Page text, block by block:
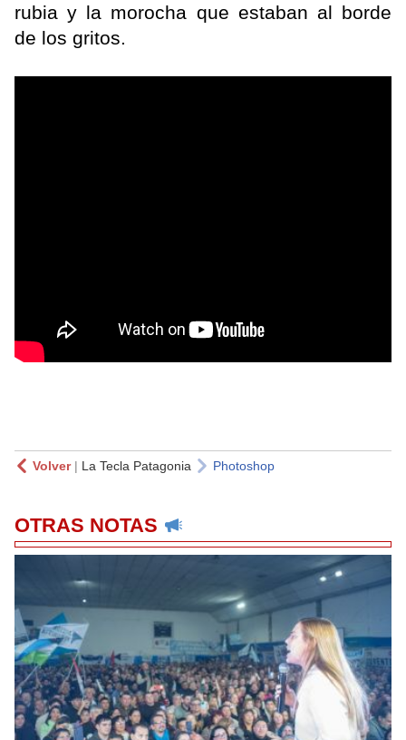
rubia y la morocha que estaban al borde
de los gritos.
Volver| La Tecla Patagonia Photoshop
OTRAS NOTAS